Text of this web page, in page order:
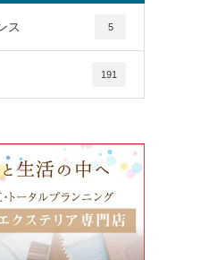
ス 5
191